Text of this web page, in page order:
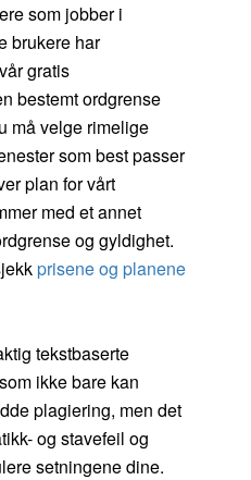
som jobber i
brukere har
gratis
bestemt ordgrense
må velge rimelige
som best passer
plan for vårt
med et annet
og gyldighet.
prisene og planene
tekstbaserte
ikke bare kan
plagiering, men det
og stavefeil og
setningene dine.